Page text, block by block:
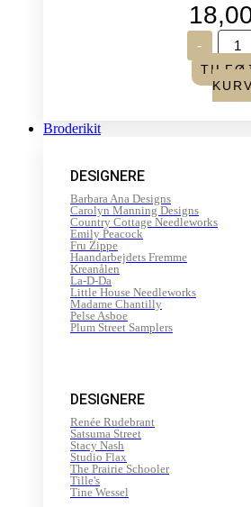
-
Ritråd
-
gul
-
KURV
Broderikit
DESIGNERE
Barbara Ana Designs
Carolyn Manning Designs
Country Cottage Needleworks
Emily Peacock
Fru Zippe
Haandarbejdets Fremme
Kreanålen
La-D-Da
Little House Needleworks
Madame Chantilly
Pelse Asboe
Plum Street Samplers
DESIGNERE
Renée Rudebrant
Satsuma Street
Stacy Nash
Studio Flax
The Prairie Schooler
Tille's
Tine Wessel